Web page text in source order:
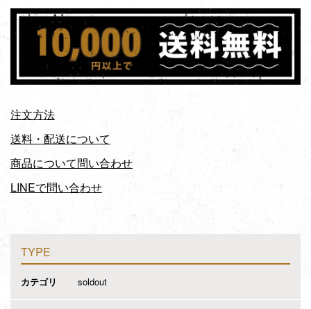
注文方法
送料・配送について
商品について問い合わせ
LINEで問い合わせ
TYPE
カテゴリ soldout